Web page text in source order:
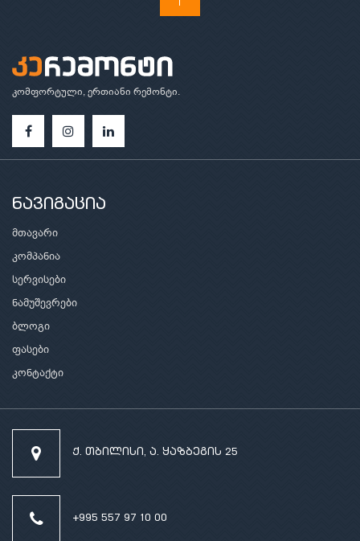
კომფორტული, ერთიანი რემონტი.
ნავიგაცია
მთავარი
კომპანია
სერვისები
ნამუშევრები
ბლოგი
ფასები
კონტაქტი
ქ. თბილისი, ა. ყაზბეგის 25
+995 557 97 10 00